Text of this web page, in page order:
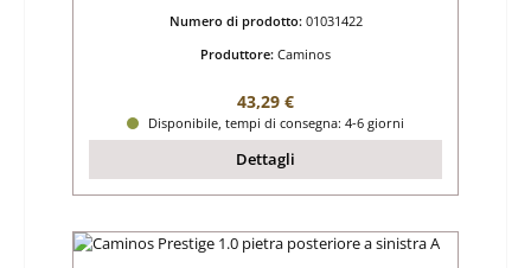
Numero di prodotto: 01031422
Produttore: Caminos
Prezzo normale:
43,29 €
Disponibile, tempi di consegna: 4-6 giorni
Dettagli